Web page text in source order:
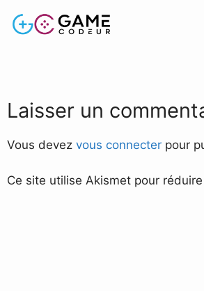
Laisser un
Vous devez vous connecter pour
Ce site utilise Akismet pour